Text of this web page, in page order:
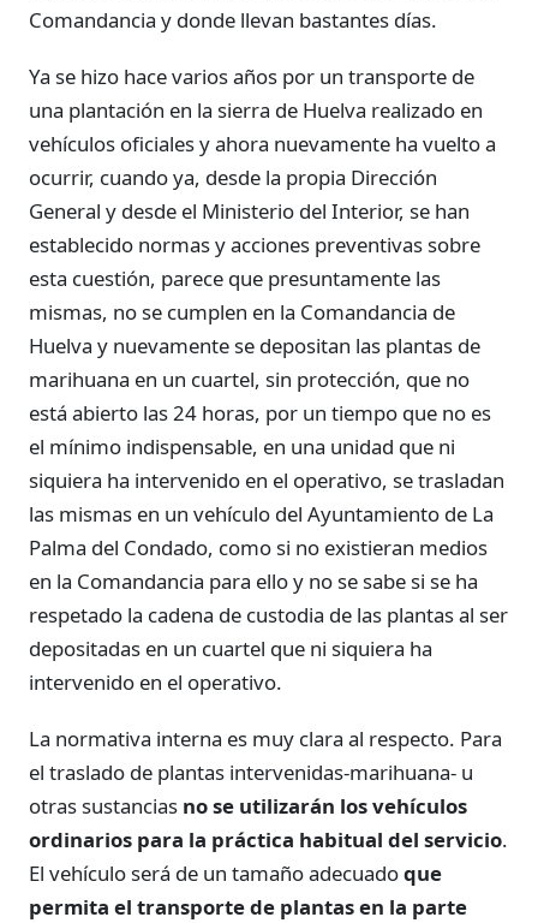
Comandancia y donde llevan bastantes días.
Ya se hizo hace varios años por un transporte de
una plantación en la sierra de Huelva realizado en
vehículos oficiales y ahora nuevamente ha vuelto a
ocurrir, cuando ya, desde la propia Dirección
General y desde el Ministerio del Interior, se han
establecido normas y acciones preventivas sobre
esta cuestión, parece que presuntamente las
mismas, no se cumplen en la Comandancia de
Huelva y nuevamente se depositan las plantas de
marihuana en un cuartel, sin protección, que no
está abierto las 24 horas, por un tiempo que no es
el mínimo indispensable, en una unidad que ni
siquiera ha intervenido en el operativo, se trasladan
las mismas en un vehículo del Ayuntamiento de La
Palma del Condado, como si no existieran medios
en la Comandancia para ello y no se sabe si se ha
respetado la cadena de custodia de las plantas al ser
depositadas en un cuartel que ni siquiera ha
intervenido en el operativo.
La normativa interna es muy clara al respecto. Para
el traslado de plantas intervenidas-marihuana- u
otras sustancias no se utilizarán los vehículos
ordinarios para la práctica habitual del servicio.
El vehículo será de un tamaño adecuadoque
permita el transporte de plantas en la parte